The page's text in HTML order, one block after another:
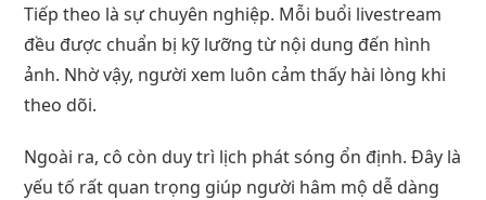
Tiếp theo là sự chuyên nghiệp. Mỗi buổi livestream
đều được chuẩn bị kỹ lưỡng từ nội dung đến hình
ảnh. Nhờ vậy, người xem luôn cảm thấy hài lòng khi
theo dõi.
Ngoài ra, cô còn duy trì lịch phát sóng ổn định. Đây là
yếu tố rất quan trọng giúp người hâm mộ dễ dàng